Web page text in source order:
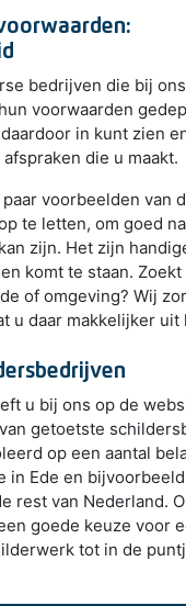
bedrijven die bij
voorwaarden
in kunt zien
die u maakt.
voorbeelden van
te letten, om goed
zijn. Het zijn
komt te staan. Zoekt
of omgeving? Wij
u daar makkelijker uit
u bij ons op de
getoetste
op een aantal
in Ede en
rest van Nederland.
goede keuze voor
tot in de